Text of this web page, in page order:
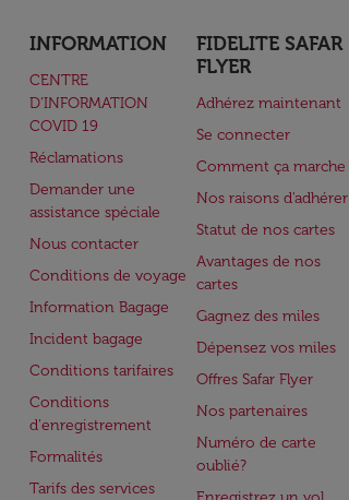
INFORMATION
CENTRE
D’INFORMATION
COVID 19
Réclamations
Demander une
assistance spéciale
Nous contacter
Conditions de voyage
Information Bagage
Incident bagage
Conditions tarifaires
Conditions
d'enregistrement
Formalités
Tarifs des services
FIDELITE SAFAR
FLYER
Adhérez maintenant
Se connecter
Comment ça marche
Nos raisons d'adhérer
Statut de nos cartes
Avantages de nos
cartes
Gagnez des miles
Dépensez vos miles
Offres Safar Flyer
Nos partenaires
Numéro de carte
oublié?